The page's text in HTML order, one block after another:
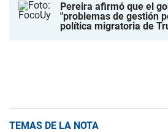
Pereira afirmó que el
"problemas de gestión
política migratoria de
TEMAS DE LA NOTA